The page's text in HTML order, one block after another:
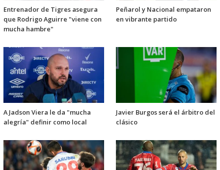
Entrenador de Tigres asegura
que Rodrigo Aguirre "viene con
mucha hambre"
Peñarol y Nacional empataron
en vibrante partido
A Jadson Viera le da "mucha
alegría" definir como local
Javier Burgos será el árbitro del
clásico